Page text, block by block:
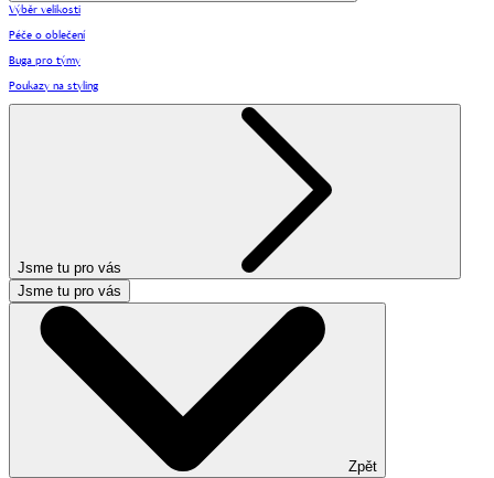
Výběr velikosti
Péče o oblečení
Buga pro týmy
Poukazy na styling
Jsme tu pro vás
Jsme tu pro vás
Zpět